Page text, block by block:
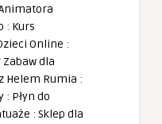
: Kurs
Online :
dla
Helem Rumia :
: Płyn do
: Sklep dla